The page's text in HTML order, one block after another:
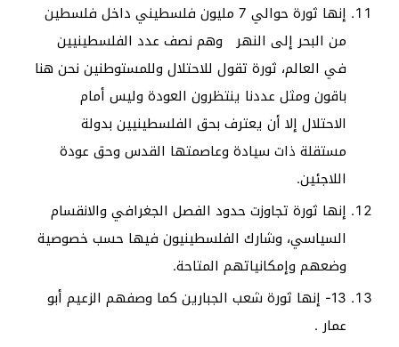
إنها ثورة حوالي 7 مليون فلسطيني داخل فلسطين
من البحر إلى النهر وهم نصف عدد الفلسطينيين
في العالم، ثورة تقول للاحتلال وللمستوطنين نحن هنا
باقون ومثل عددنا ينتظرون العودة وليس أمام
الاحتلال إلا أن يعترف بحق الفلسطينيين بدولة
مستقلة ذات سيادة وعاصمتها القدس وحق عودة
اللاجئين.
إنها ثورة تجاوزت حدود الفصل الجغرافي والانقسام
السياسي، وشارك الفلسطينيون فيها حسب خصوصية
وضعهم وإمكانياتهم المتاحة.
13- إنها ثورة شعب الجبارين كما وصفهم الزعيم أبو
عمار .